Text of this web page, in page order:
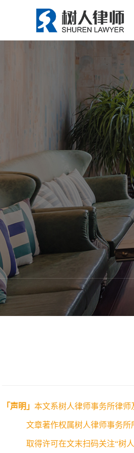
「声明」 本文系树人律师事务所律师
文章著作权属树人律师事务所所
取得许可在文末扫码关注“树人